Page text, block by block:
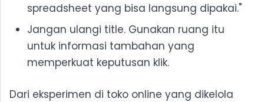
spreadsheet yang bisa langsung dipakai."
Jangan ulangi title. Gunakan ruang itu
untuk informasi tambahan yang
memperkuat keputusan klik.
Dari eksperimen di toko online yang dikelola